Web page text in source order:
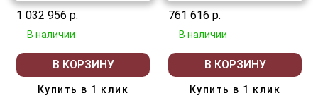
1 032 956 р.
В наличии
В КОРЗИНУ
Купить в 1 клик
761 616 р.
В наличии
В КОРЗИНУ
Купить в 1 клик